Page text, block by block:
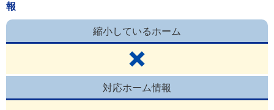
報
縮小しているホーム
対応ホーム情報